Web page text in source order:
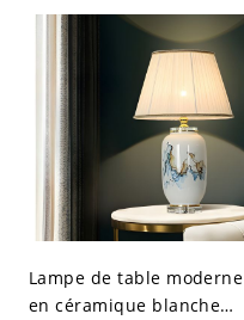
électrique - 110 V-120 V
Noir Bouton
Lampe de table moderne
en céramique blanche